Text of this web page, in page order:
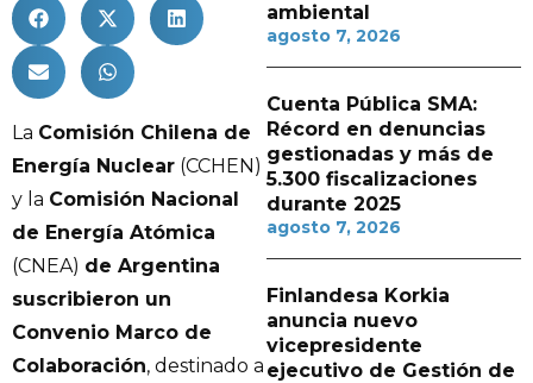
La Comisión Chilena de
Energía Nuclear (CCHEN)
y la Comisión Nacional
de Energía Atómica
(CNEA) de Argentina
suscribieron un
Convenio Marco de
Colaboración, destinado a
ambiental
agosto 7, 2026
Cuenta Pública SMA:
Récord en denuncias
gestionadas y más de
5.300 fiscalizaciones
durante 2025
agosto 7, 2026
Finlandesa Korkia
anuncia nuevo
vicepresidente
ejecutivo de Gestión de